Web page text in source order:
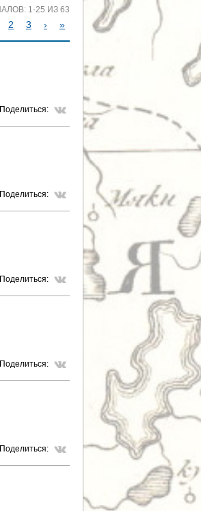
1-25 ИЗ 63
2 3 › »
Поделиться:
Поделиться:
Поделиться:
Поделиться:
Поделиться: